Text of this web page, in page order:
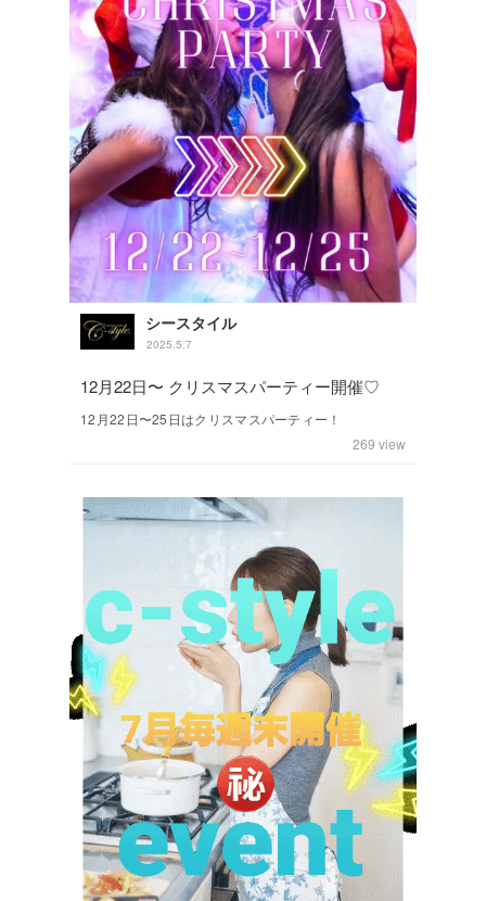
シースタイル
2025.5.7
12月22日〜 クリスマスパーティー開催♡
12月22日〜25日はクリスマスパーティー！
269 view